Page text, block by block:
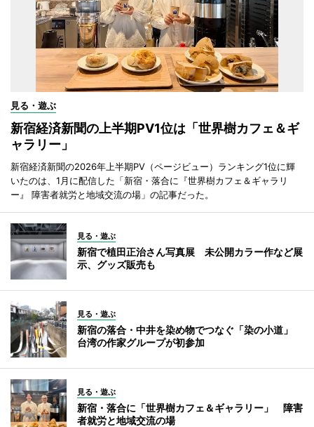
見る・遊ぶ
新宿経済新聞の上半期PV1位は「世界樹カフェ＆ギ
ャラリー」
新宿経済新聞の2026年上半期PV（ページビュー）ランキング1位に輝
いたのは、1月に配信した「新宿・落合に『世界樹カフェ＆ギャラリ
ー』 障害者就労と地域交流の場」の記事だった。
見る・遊ぶ
新宿で植田正治さん写真展 未公開カラー作など展
示、グッズ販売も
見る・遊ぶ
新宿の落合・中井を染め物でつなぐ「染の小道」
台湾の作家グループが初参加
見る・遊ぶ
新宿・落合に「世界樹カフェ＆ギャラリー」 障害
者就労と地域交流の場